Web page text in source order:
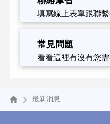
填寫線上表單跟聯
常見問題
看看這裡有沒有您
最新消息